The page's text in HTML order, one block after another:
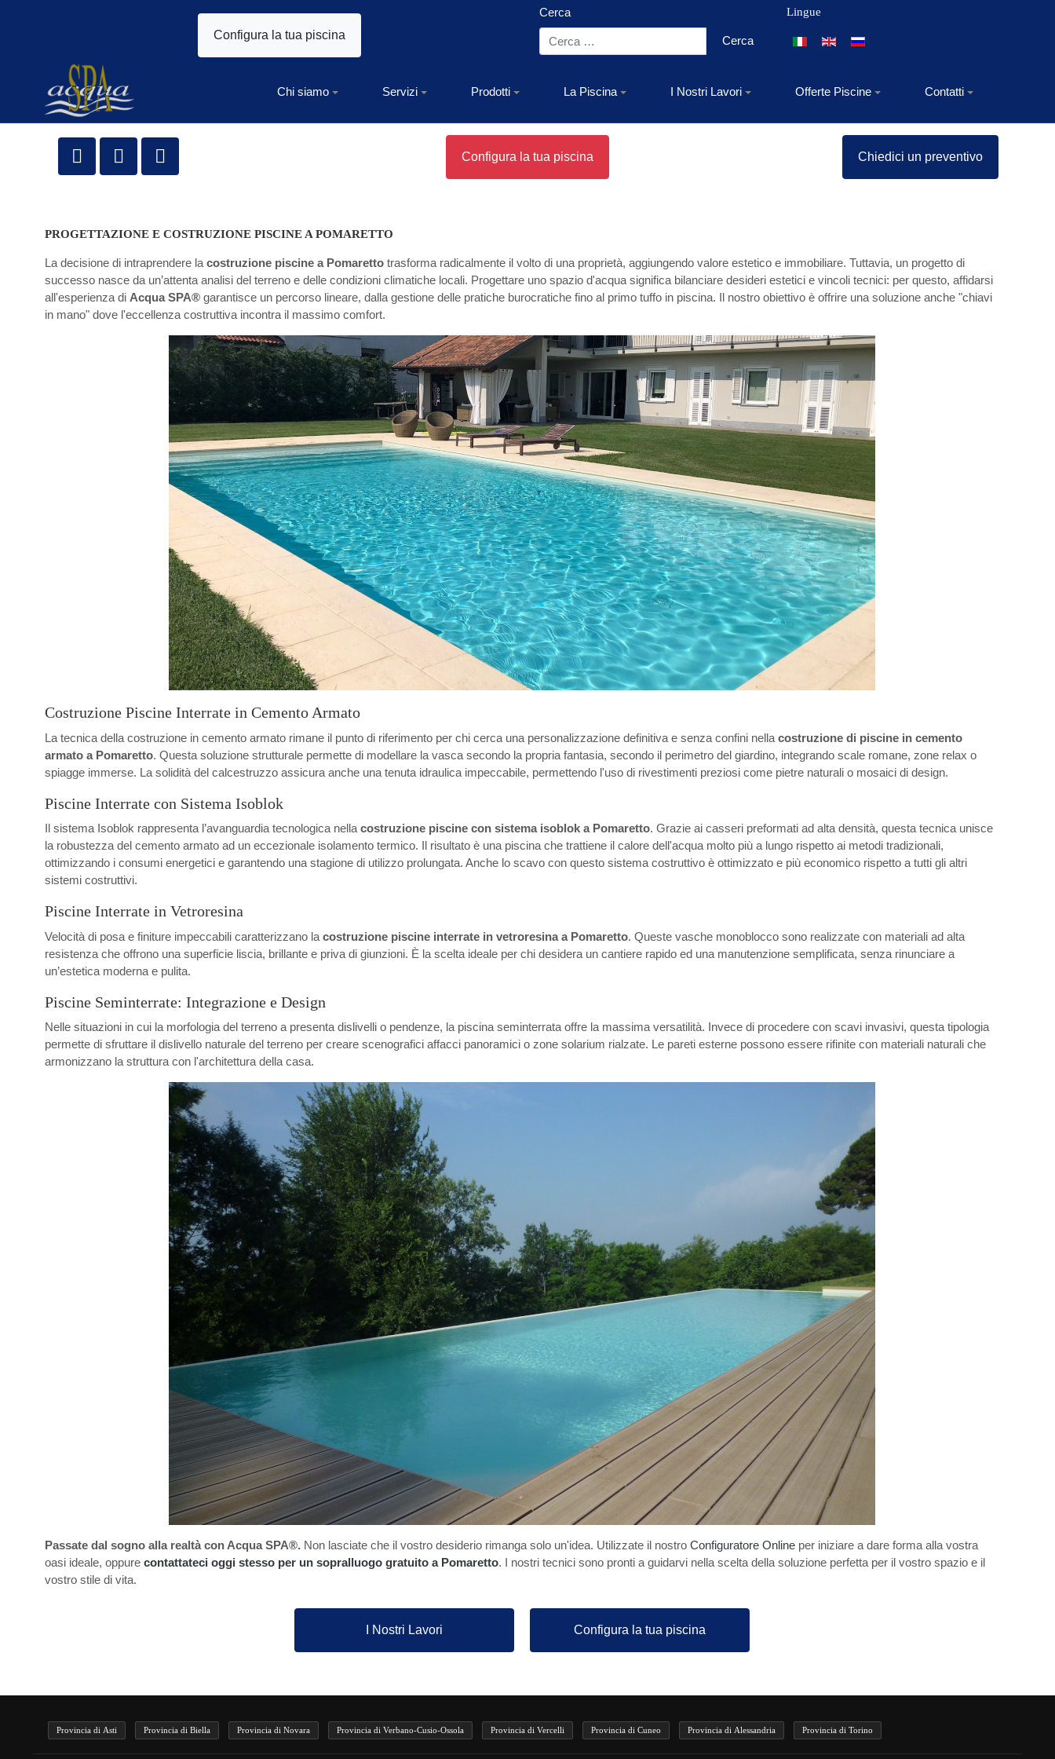
Configura la tua piscina
Cerca
Cerca
Lingue
Seleziona la tua lingua
Chi siamo Servizi Prodotti La Piscina I Nostri Lavori Offerte Piscine Contatti
Configura la tua piscina Chiedici un preventivo
PROGETTAZIONE E COSTRUZIONE PISCINE A POMARETTO
La decisione di intraprendere la costruzione piscine a Pomaretto trasforma radicalmente il volto di una proprietà, aggiungendo valore estetico e immobiliare. Tuttavia, un progetto di
successo nasce da un’attenta analisi del terreno e delle condizioni climatiche locali. Progettare uno spazio d'acqua significa bilanciare desideri estetici e vincoli tecnici: per questo, affidarsi
all'esperienza di Acqua SPA® garantisce un percorso lineare, dalla gestione delle pratiche burocratiche fino al primo tuffo in piscina. Il nostro obiettivo è offrire una soluzione anche "chiavi
in mano" dove l'eccellenza costruttiva incontra il massimo comfort.
Costruzione Piscine Interrate in Cemento Armato
La tecnica della costruzione in cemento armato rimane il punto di riferimento per chi cerca una personalizzazione definitiva e senza confini nella costruzione di piscine in cemento
armato a Pomaretto. Questa soluzione strutturale permette di modellare la vasca secondo la propria fantasia, secondo il perimetro del giardino, integrando scale romane, zone relax o
spiagge immerse. La solidità del calcestruzzo assicura anche una tenuta idraulica impeccabile, permettendo l'uso di rivestimenti preziosi come pietre naturali o mosaici di design.
Piscine Interrate con Sistema Isoblok
Il sistema Isoblok rappresenta l’avanguardia tecnologica nella costruzione piscine con sistema isoblok a Pomaretto. Grazie ai casseri preformati ad alta densità, questa tecnica unisce
la robustezza del cemento armato ad un eccezionale isolamento termico. Il risultato è una piscina che trattiene il calore dell'acqua molto più a lungo rispetto ai metodi tradizionali,
ottimizzando i consumi energetici e garantendo una stagione di utilizzo prolungata. Anche lo scavo con questo sistema costruttivo è ottimizzato e più economico rispetto a tutti gli altri
sistemi costruttivi.
Piscine Interrate in Vetroresina
Velocità di posa e finiture impeccabili caratterizzano la costruzione piscine interrate in vetroresina a Pomaretto. Queste vasche monoblocco sono realizzate con materiali ad alta
resistenza che offrono una superficie liscia, brillante e priva di giunzioni. È la scelta ideale per chi desidera un cantiere rapido ed una manutenzione semplificata, senza rinunciare a
un’estetica moderna e pulita.
Piscine Seminterrate: Integrazione e Design
Nelle situazioni in cui la morfologia del terreno a presenta dislivelli o pendenze, la piscina seminterrata offre la massima versatilità. Invece di procedere con scavi invasivi, questa tipologia
permette di sfruttare il dislivello naturale del terreno per creare scenografici affacci panoramici o zone solarium rialzate. Le pareti esterne possono essere rifinite con materiali naturali che
armonizzano la struttura con l'architettura della casa.
Passate dal sogno alla realtà con Acqua SPA®. Non lasciate che il vostro desiderio rimanga solo un'idea. Utilizzate il nostro Configuratore Online per iniziare a dare forma alla vostra
oasi ideale, oppure contattateci oggi stesso per un sopralluogo gratuito a Pomaretto. I nostri tecnici sono pronti a guidarvi nella scelta della soluzione perfetta per il vostro spazio e il
vostro stile di vita.
I Nostri Lavori Configura la tua piscina
Provincia di Asti Provincia di Biella Provincia di Novara Provincia di Verbano-Cusio-Ossola Provincia di Vercelli Provincia di Cuneo Provincia di Alessandria Provincia di Torino